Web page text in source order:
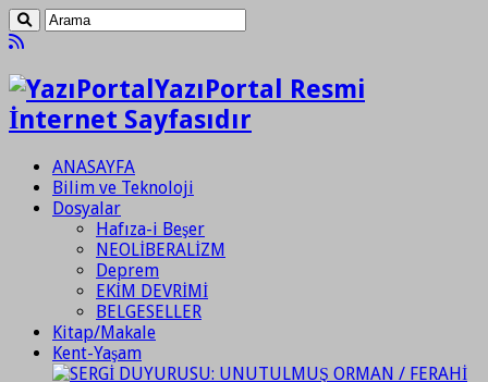
YazıPortal Resmi
İnternet Sayfasıdır
ANASAYFA
Bilim ve Teknoloji
Dosyalar
Hafıza-i Beşer
NEOLİBERALİZM
Deprem
EKİM DEVRİMİ
BELGESELLER
Kitap/Makale
Kent-Yaşam